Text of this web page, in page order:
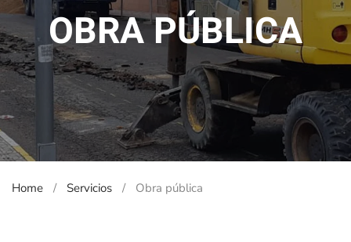
OBRA PÚBLICA
Home Servicios Obra pública